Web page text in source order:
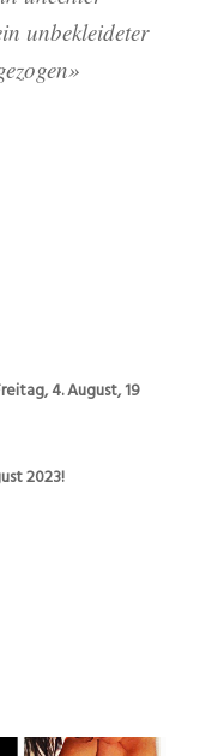
unbekleideter
4. August, 19
2023!